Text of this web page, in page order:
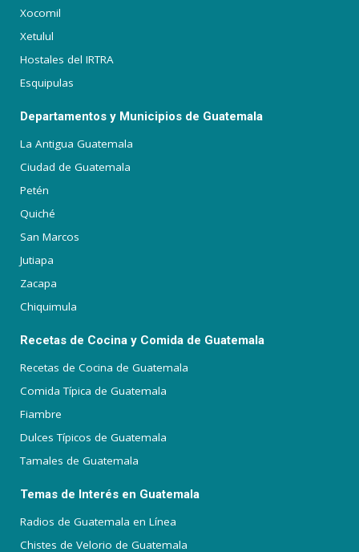
Xocomil
Xetulul
Hostales del IRTRA
Esquipulas
Departamentos y Municipios de Guatemala
La Antigua Guatemala
Ciudad de Guatemala
Petén
Quiché
San Marcos
Jutiapa
Zacapa
Chiquimula
Recetas de Cocina y Comida de Guatemala
Recetas de Cocina de Guatemala
Comida Típica de Guatemala
Fiambre
Dulces Típicos de Guatemala
Tamales de Guatemala
Temas de Interés en Guatemala
Radios de Guatemala en Línea
Chistes de Velorio de Guatemala